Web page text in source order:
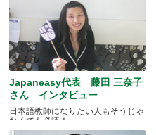
Japaneasy代表 藤田 三奈子
さん インタビュー
日本語教師になりたい人もそうじゃ
なくても必読！